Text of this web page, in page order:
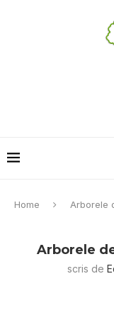
Home Arborele
Arborele
scris de